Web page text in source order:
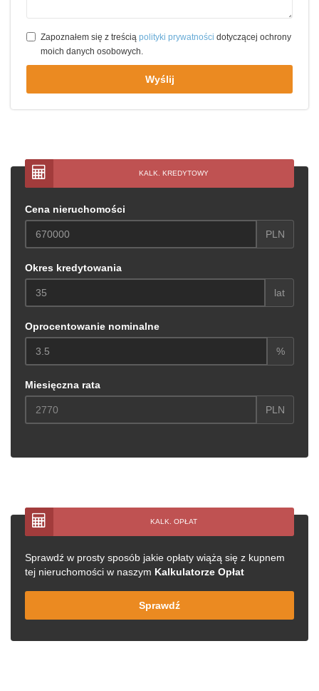
Zapoznałem się z treścią polityki prywatności dotyczącej ochrony
moich danych osobowych.
Wyślij
KALK. KREDYTOWY
Cena nieruchomości
PLN
Okres kredytowania
lat
Oprocentowanie nominalne
%
Miesięczna rata
PLN
KALK. OPŁAT
Sprawdź w prosty sposób jakie opłaty wiążą się z kupnem
tej nieruchomości w naszym Kalkulatorze Opłat
Sprawdź